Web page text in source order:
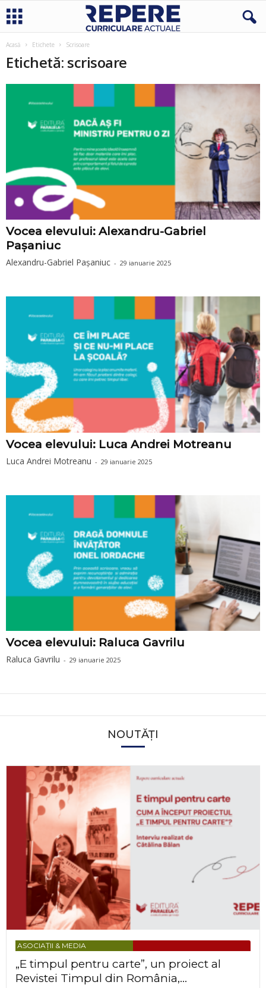
Acasă Etichete Scrisoare
Etichetă: scrisoare
Vocea elevului: Alexandru-Gabriel
Pașaniuc
Alexandru-Gabriel Pașaniuc - 29 ianuarie 2025
Vocea elevului: Luca Andrei Motreanu
Luca Andrei Motreanu - 29 ianuarie 2025
Vocea elevului: Raluca Gavrilu
Raluca Gavrilu - 29 ianuarie 2025
NOUTĂȚI
ASOCIAȚII & MEDIA
„E timpul pentru carte”, un proiect al
Revistei Timpul din România,...